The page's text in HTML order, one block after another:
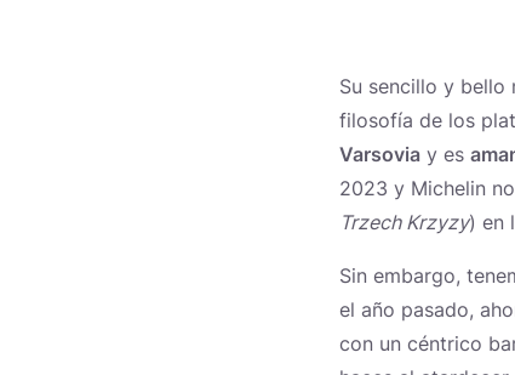
Su sencillo y bello
filosofía de los
Varsovia y es
2023 y Michelin
Trzech Krzyzy) en
Sin embargo,
el año pasado,
con un céntrico